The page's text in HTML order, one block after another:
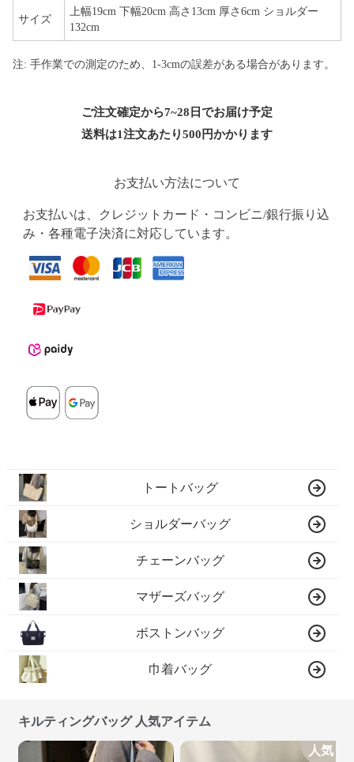
サイズ
上幅19cm 下幅20cm 高さ13cm 厚さ6cm ショルダー
132cm
注: 手作業での測定のため、1-3cmの誤差がある場合があります。
ご注文確定から7~28日でお届け予定
送料は1注文あたり500 円かかります
お支払い方法について
お支払いは、クレジットカード・コンビニ/銀行振り込
み・各種電子決済に対応しています。
トートバッグ
ショルダーバッグ
チェーンバッグ
マザーズバッグ
ボストンバッグ
巾着バッグ
キルティングバッグ 人気アイテム
人気